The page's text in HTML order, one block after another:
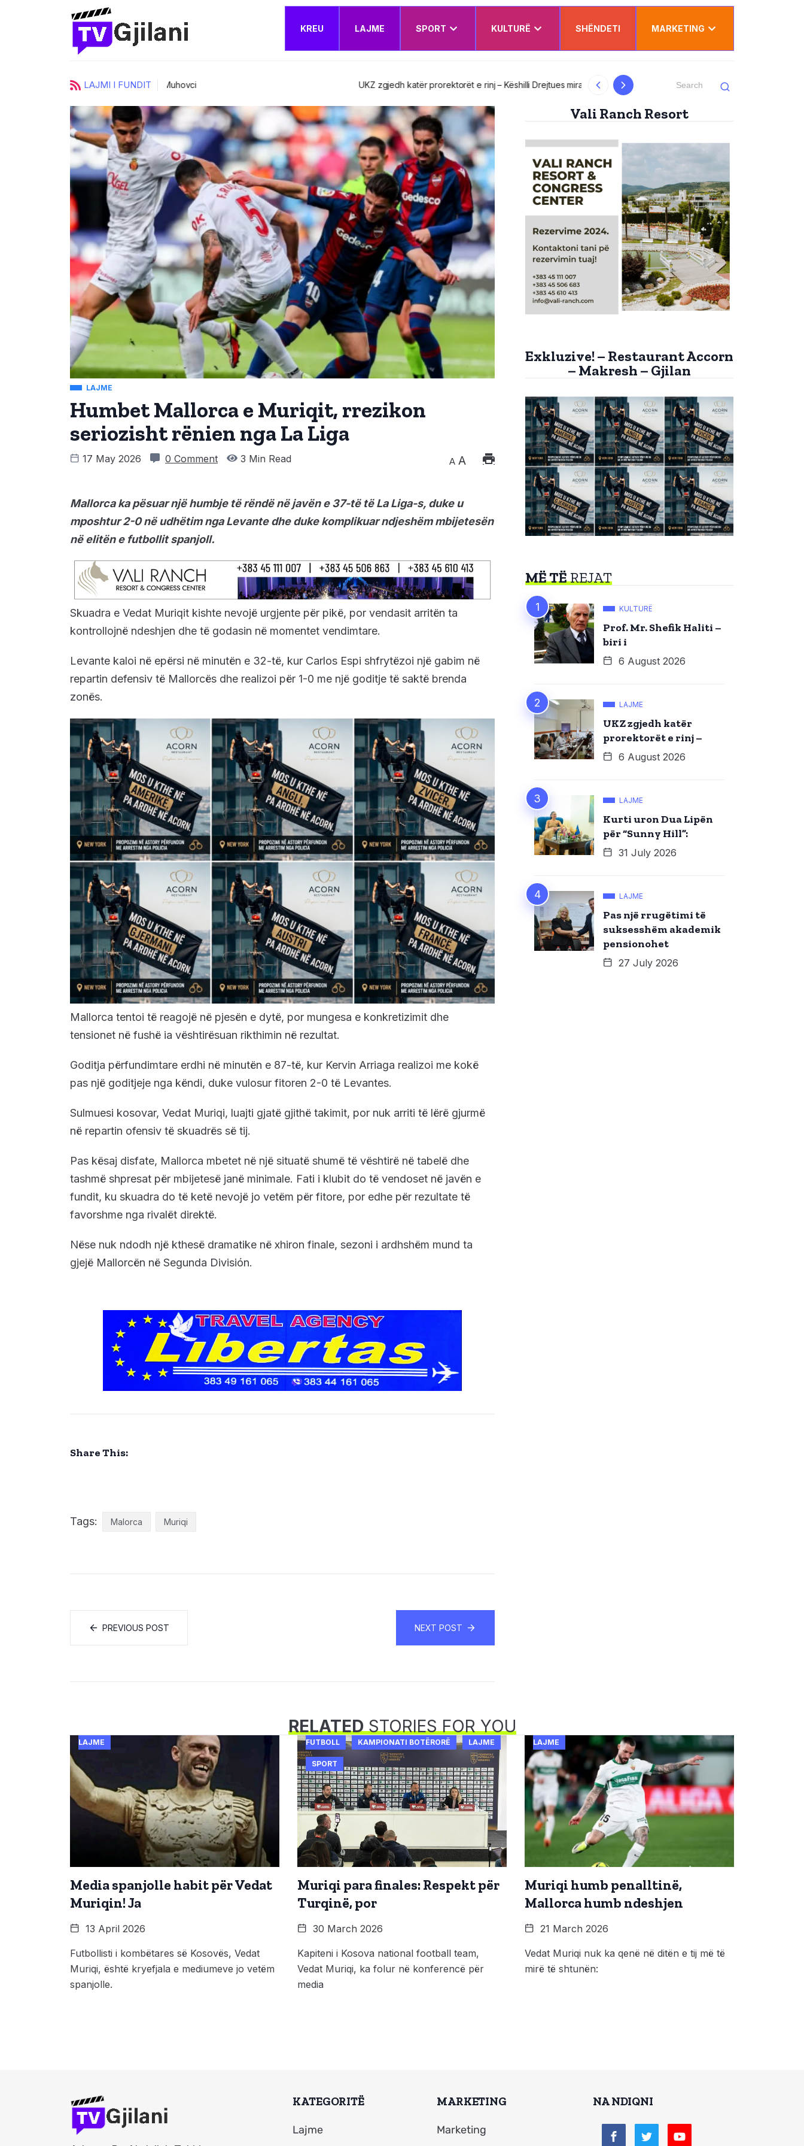
KREU LAJME SPORT KULTURË SHËNDETI MARKETING
LAJMI I FUNDIT UKZ zgjedh katër prorektorët e rinj – Këshilli Drejtues miraton edhe Planin e Veprimit Institucional Kurti uron Dua Lipën për “Sunny Hill”:
LAJME
Humbet Mallorca e Muriqit, rrezikon
seriozisht rënien nga La Liga
17 May 2026 0 Comment 3 Min Read A A
Mallorca ka pësuar një humbje të rëndë në javën e 37-të të La Liga-s, duke u
mposhtur 2-0 në udhëtim nga Levante dhe duke komplikuar ndjeshëm mbijetesën
në elitën e futbollit spanjoll.
Skuadra e Vedat Muriqit kishte nevojë urgjente për pikë, por vendasit arritën ta
kontrollojnë ndeshjen dhe të godasin në momentet vendimtare.
Levante kaloi në epërsi në minutën e 32-të, kur Carlos Espi shfrytëzoi një gabim në
repartin defensiv të Mallorcës dhe realizoi për 1-0 me një goditje të saktë brenda
zonës.
Mallorca tentoi të reagojë në pjesën e dytë, por mungesa e konkretizimit dhe
tensionet në fushë ia vështirësuan rikthimin në rezultat.
Goditja përfundimtare erdhi në minutën e 87-të, kur Kervin Arriaga realizoi me kokë
pas një goditjeje nga këndi, duke vulosur fitoren 2-0 të Levantes.
Sulmuesi kosovar, Vedat Muriqi, luajti gjatë gjithë takimit, por nuk arriti të lërë gjurmë
në repartin ofensiv të skuadrës së tij.
Pas kësaj disfate, Mallorca mbetet në një situatë shumë të vështirë në tabelë dhe
tashmë shpresat për mbijetesë janë minimale. Fati i klubit do të vendoset në javën e
fundit, ku skuadra do të ketë nevojë jo vetëm për fitore, por edhe për rezultate të
favorshme nga rivalët direktë.
Nëse nuk ndodh një kthesë dramatike në xhiron finale, sezoni i ardhshëm mund ta
gjejë Mallorcën në Segunda División.
Share This:
Tags: Malorca Muriqi
PREVIOUS POST NEXT POST
Vali Ranch Resort
Exkluzive! – Restaurant Accorn
– Makresh – Gjilan
MË TËREJAT
KULTURË
Prof. Mr. Shefik Haliti –
biri i
6 August 2026
LAJME
UKZ zgjedh katër
prorektorët e rinj –
6 August 2026
LAJME
Kurti uron Dua Lipën
për “Sunny Hill”:
31 July 2026
LAJME
Pas një rrugëtimi të
suksesshëm akademik
pensionohet
27 July 2026
RELATEDSTORIES FOR YOU
LAJME
Media spanjolle habit për Vedat
Muriqin! Ja
13 April 2026
Futbollisti i kombëtares së Kosovës, Vedat
Muriqi, është kryefjala e mediumeve jo vetëm
spanjolle.
FUTBOLL KAMPIONATI BOTËRORË LAJME
SPORT
Muriqi para finales: Respekt për
Turqinë, por
30 March 2026
Kapiteni i Kosova national football team,
Vedat Muriqi, ka folur në konferencë për
media
LAJME
Muriqi humb penalltinë,
Mallorca humb ndeshjen
21 March 2026
Vedat Muriqi nuk ka qenë në ditën e tij më të
mirë të shtunën:
KATEGORITË
Lajme
MARKETING
Marketing
NA NDIQNI